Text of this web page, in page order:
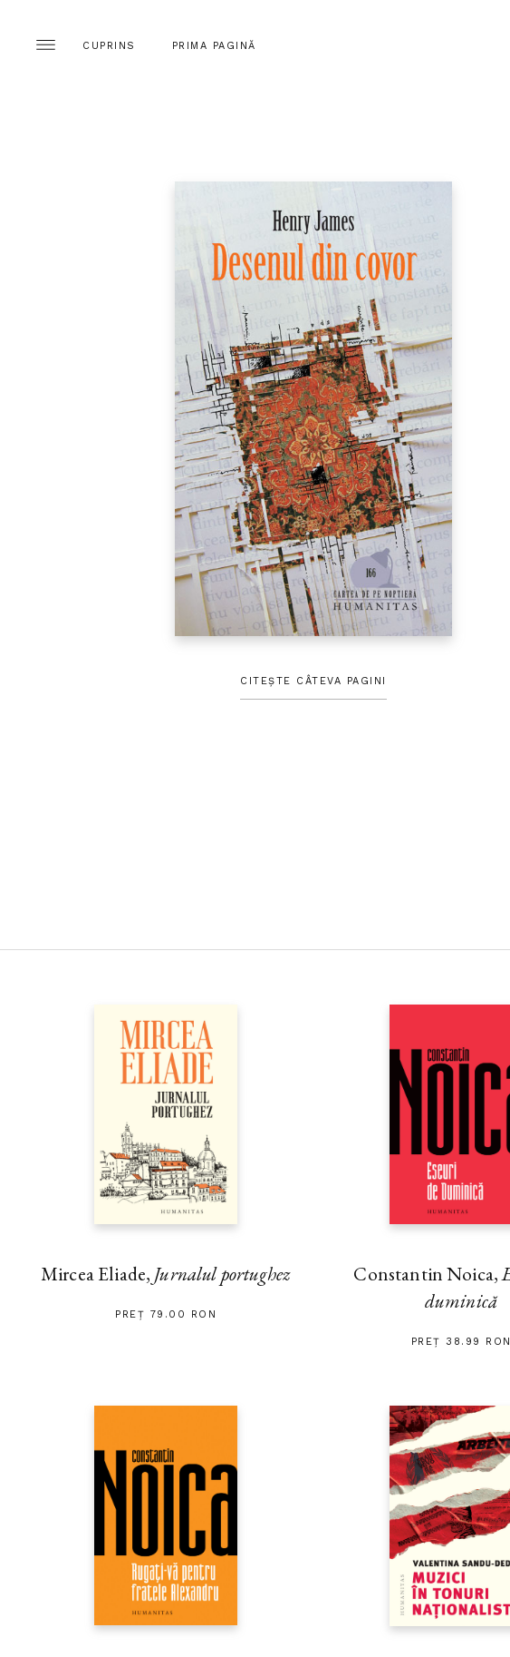
CUPRINS PRIMA PAGINĂ
CITEȘTE CÂTEVA PAGINI
Mircea Eliade, Jurnalul portughez
PREȚ 79.00 RON
Constantin Noica,
duminică
PREȚ 38.99 RON